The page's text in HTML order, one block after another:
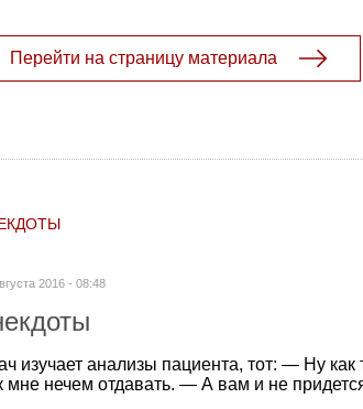
Перейти на страницу материала
2016 - 08:48
изучает анализы пациента, тот: — Ну
мне нечем отдавать. — А вам и не